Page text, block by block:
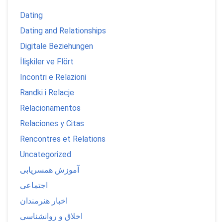
Dating
Dating and Relationships
Digitale Beziehungen
İlişkiler ve Flört
Incontri e Relazioni
Randki i Relacje
Relacionamentos
Relaciones y Citas
Rencontres et Relations
Uncategorized
آموزش همسریابی
اجتماعی
اخبار هنرمندان
اخلاق و روانشناسی